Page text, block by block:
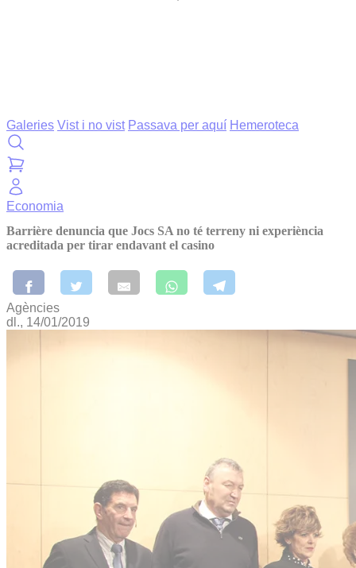
Galeries Vist i no vist Passava per aquí Hemeroteca
Economia
Barrière denuncia que Jocs SA no té terreny ni experiència
acreditada per tirar endavant el casino
Agències
dl., 14/01/2019